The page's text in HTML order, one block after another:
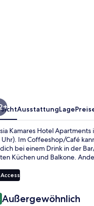
AusstattungLage
Kamares Hotel
Im Coffeeshop/Café
bei einem Drink in der
Küchen und Balkone.
von 10.
Außergewöhnlich